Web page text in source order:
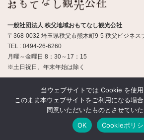
一般社団法人 秩父地域おもてなし観光公社
〒368-0032 埼玉県秩父市熊木町9-5 秩父ビジネス
TEL : 0494-26-6260
月曜～金曜日 8：30～17：15
※土日祝日、年末年始は除く
© 一般社団法人 秩父地域おもて
当ウェブサイトでは Cookie を使用
このまま本ウェブサイトをご利用になる場
同意いただいたものとさせていた
OK
Cookieポリ